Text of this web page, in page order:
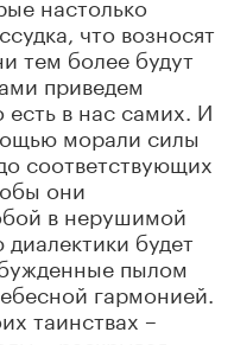
что возносят
тем более будут
приведем
есть в нас самих. И
морали силы
соответствующих
они
в нерушимой
будет
пылом
гармонией.
таинствах –